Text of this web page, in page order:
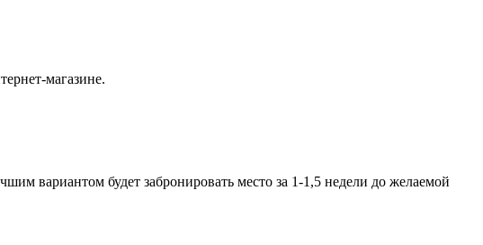
магазине.
вариантом будет забронировать место за 1-1,5 недели до желаемой